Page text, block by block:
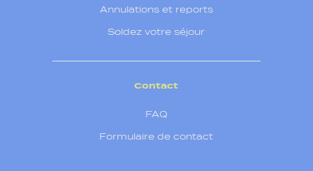
Annulations et reports
Soldez votre séjour
Contact
FAQ
Formulaire de contact